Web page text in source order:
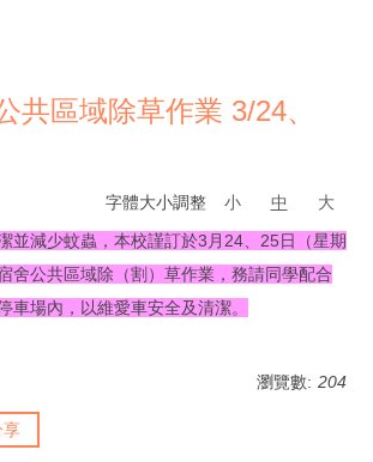
共區域除草作業 3/24、
字體大小調整 小 中
大
並減少蚊蟲，本校謹訂於3月24、25日（星期
舍公共區域除（割）草作業，務請同學配合
車場內，以維愛車安全及清潔。
瀏覽數: 204
享